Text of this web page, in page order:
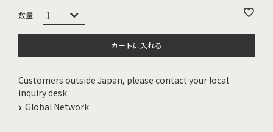
カートに入れる
Customers outside Japan, please contact your local
inquiry desk.
Global Network